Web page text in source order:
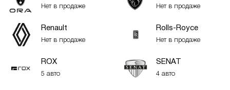
Нет в продаже Нет в продаже
Renault
Нет в продаже
Rolls-Royce
Нет в продаже
ROX
5 авто
SENAT
4 авто